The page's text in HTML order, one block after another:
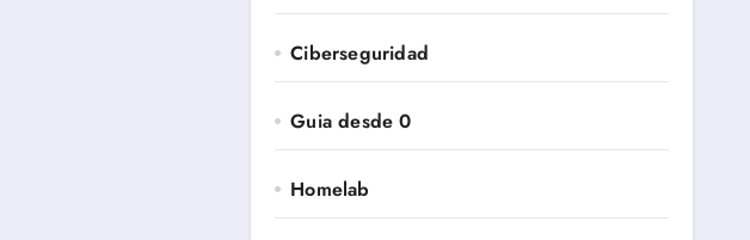
Ciberseguridad
Guia desde 0
Homelab